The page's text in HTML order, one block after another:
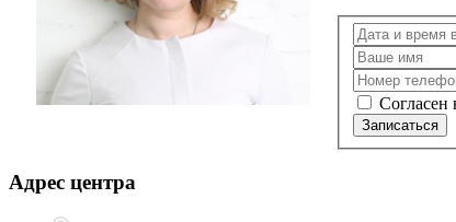
Согласен
Записаться
Адрес центра